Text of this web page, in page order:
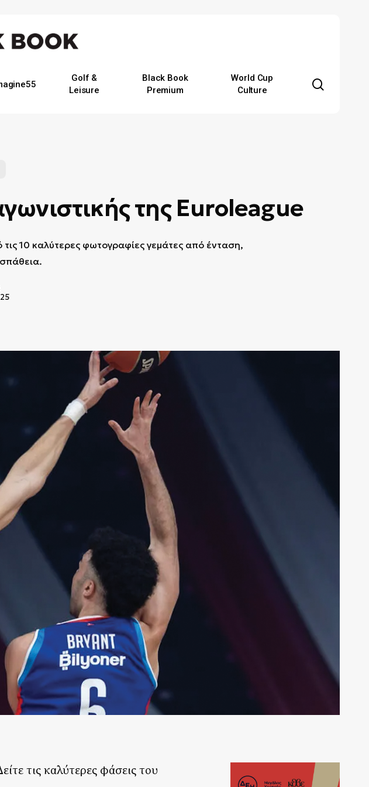
Golf &
Leisure
Black Book
Premium
World Cup
Culture
της Euroleague
10 καλύτερες φωτογραφίες γεμάτες από ένταση,
τις καλύτερες φάσεις του